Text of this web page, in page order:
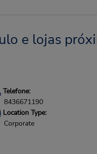
e lojas
Telefone:
8436671190
Location Type:
Corporate